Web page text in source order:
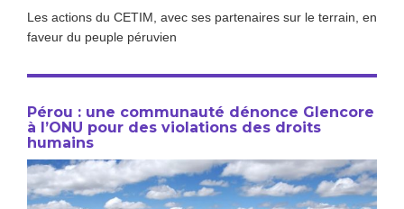
Les actions du CETIM, avec ses partenaires sur le terrain, en
faveur du peuple péruvien
Pérou : une communauté dénonce Glencore
à l’ONU pour des violations des droits
humains